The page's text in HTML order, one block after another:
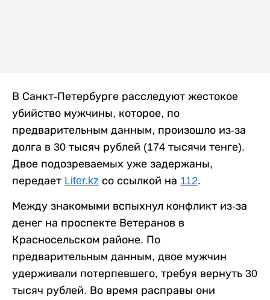
В Санкт-Петербурге расследуют жестокое
убийство мужчины, которое, по
предварительным данным, произошло из-за
долга в 30 тысяч рублей (174 тысячи тенге).
Двое подозреваемых уже задержаны,
передает Liter.kz со ссылкой на 112.
Между знакомыми вспыхнул конфликт из-за
денег на проспекте Ветеранов в
Красносельском районе. По
предварительным данным, двое мужчин
удерживали потерпевшего, требуя вернуть 30
тысяч рублей. Во время расправы они